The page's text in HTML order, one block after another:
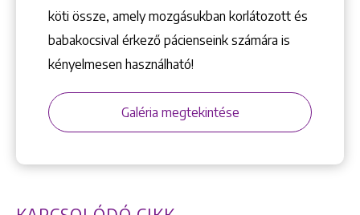
köti össze, amely mozgásukban korlátozott és
babakocsival érkező pácienseink számára is
kényelmesen használható!
Galéria megtekintése